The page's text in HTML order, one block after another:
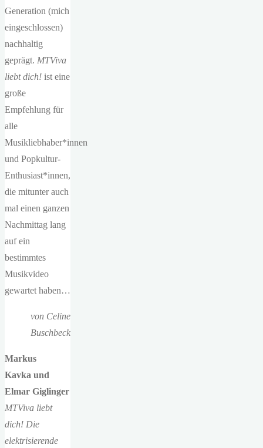
Generation (mich
eingeschlossen)
nachhaltig
geprägt. MTViva
liebt dich! ist eine
große
Empfehlung für
alle
Musikliebhaber*innen
und Popkultur-
Enthusiast*innen,
die mitunter auch
mal einen ganzen
Nachmittag lang
auf ein
bestimmtes
Musikvideo
gewartet haben…
von Celine
Buschbeck
Markus
Kavka und
Elmar Giglinger
MTViva liebt
dich! Die
elektrisierende